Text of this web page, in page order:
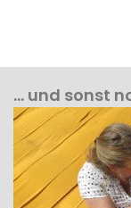
… und sonst